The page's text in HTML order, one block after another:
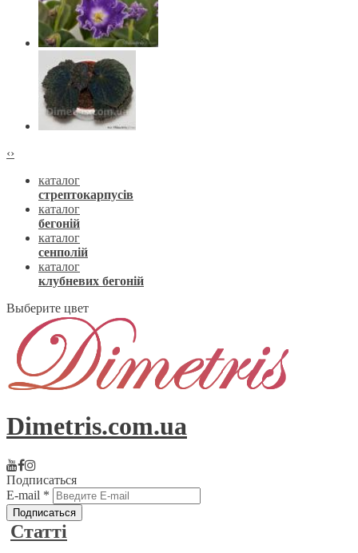
‹›
каталог
стрептокарпусів
каталог
бегоній
каталог
сенполій
каталог
клубневих бегоній
Выберите цвет
Dimetris.com.ua
Подписаться
E-mail *
Статті